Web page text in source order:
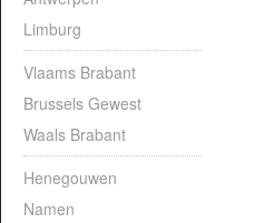
Limburg
Vlaams Brabant
Brussels Gewest
Waals Brabant
Henegouwen
Namen